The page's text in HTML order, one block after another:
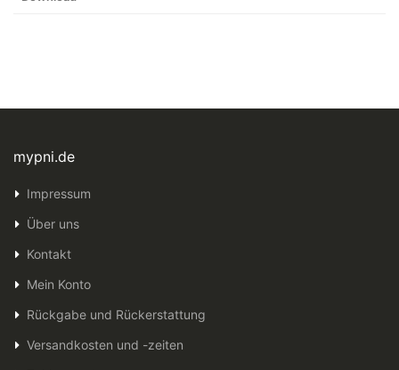
mypni.de
Impressum
Über uns
Kontakt
Mein Konto
Rückgabe und Rückerstattung
Versandkosten und -zeiten